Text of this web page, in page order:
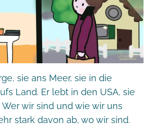
sie ans Meer, sie in die
Land. Er lebt in den USA, sie
wir sind und wie wir uns
stark davon ab, wo wir sind.